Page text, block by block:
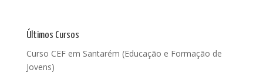
Últimos Cursos
Curso CEF em Santarém (Educação e Formação de
Jovens)